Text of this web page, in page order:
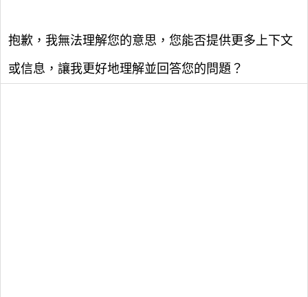
抱歉，我無法理解您的意思，您能否提供更多上下文
或信息，讓我更好地理解並回答您的問題？